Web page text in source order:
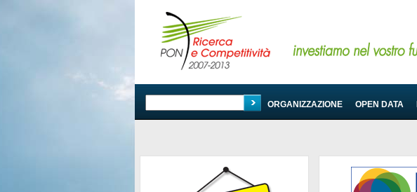
PROGRAMMA ORGANIZZAZIONE OPEN DATA